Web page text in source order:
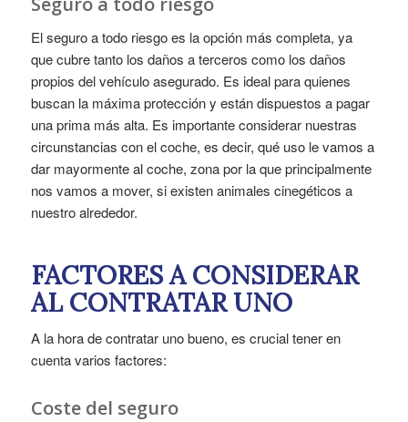
El seguro a todo riesgo es la opción más completa, ya
que cubre tanto los daños a terceros como los daños
propios del vehículo asegurado. Es ideal para quienes
buscan la máxima protección y están dispuestos a pagar
una prima más alta. Es importante considerar nuestras
circunstancias con el coche, es decir, qué uso le vamos a
dar mayormente al coche, zona por la que principalmente
nos vamos a mover, si existen animales cinegéticos a
nuestro alrededor.
FACTORES A CONSIDERAR
AL CONTRATAR UNO
A la hora de contratar uno bueno, es crucial tener en
cuenta varios factores:
Coste del seguro